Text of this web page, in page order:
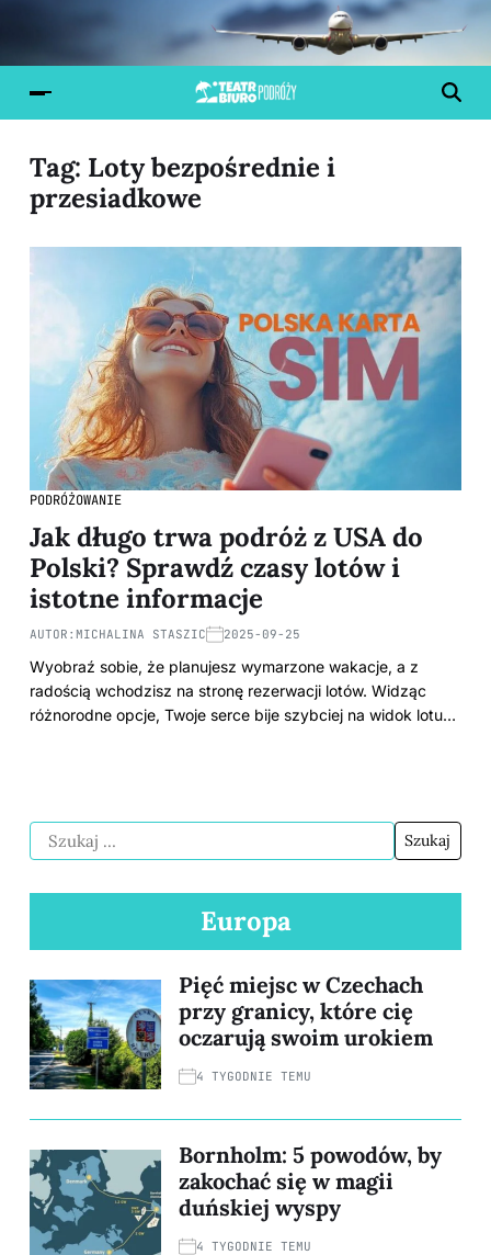
Tag: Loty bezpośrednie i
przesiadkowe
PODRÓŻOWANIE
Jak długo trwa podróż z USA do
Polski? Sprawdź czasy lotów i
istotne informacje
AUTOR: MICHALINA STASZIC 2025-09-25
Wyobraź sobie, że planujesz wymarzone wakacje, a z
radością wchodzisz na stronę rezerwacji lotów. Widząc
różnorodne opcje, Twoje serce bije szybciej na widok lotu…
Europa
Pięć miejsc w Czechach
przy granicy, które cię
oczarują swoim urokiem
4 TYGODNIE TEMU
Bornholm: 5 powodów, by
zakochać się w magii
duńskiej wyspy
4 TYGODNIE TEMU